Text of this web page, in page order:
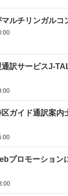
ルチリンガルコ
訳サービスJ-
ガイド通訳案内
プロモーション